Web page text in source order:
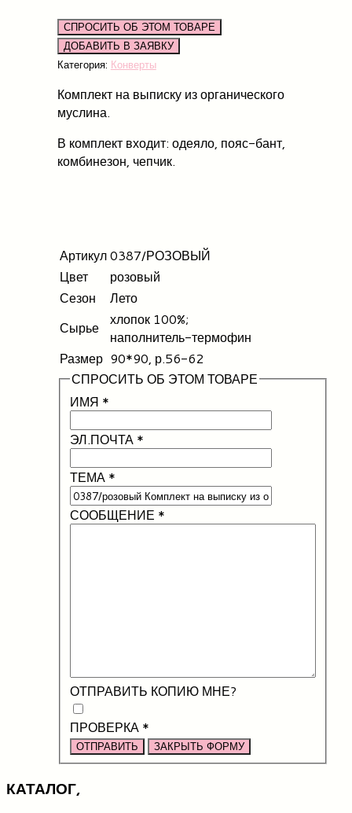
СПРОСИТЬ ОБ ЭТОМ ТОВАРЕ
Категория: Конверты
Комплект на выписку из органического
муслина.
В комплект входит: одеяло, пояс-бант,
комбинезон, чепчик.
Артикул0387/РОЗОВЫЙ
Цвет
розовый
Сезон
Лето
Сырье
хлопок 100%;
наполнитель-термофин
Размер 90*90, р.56-62
СПРОСИТЬ ОБ ЭТОМ ТОВАРЕ
ИМЯ *
ЭЛ.ПОЧТА*
ТЕМА*
СООБЩЕНИЕ *
ОТПРАВИТЬ КОПИЮ МНЕ?
ПРОВЕРКА*
ОТПРАВИТЬ ЗАКРЫТЬ ФОРМУ
КАТАЛОГ,